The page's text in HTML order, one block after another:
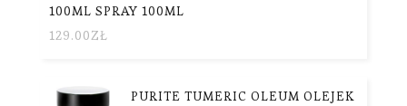
100ML SPRAY 100ML
129.00ZŁ
PURITE TUMERIC OLEUM OLEJEK